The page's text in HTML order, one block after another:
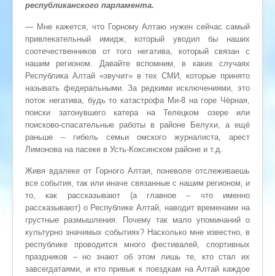
республиканского парламента.
— Мне кажется, что Горному Алтаю нужен сейчас самый
привлекательный имидж, который уводил бы наших
соотечественников от того негатива, который связан с
нашим регионом. Давайте вспомним, в каких случаях
Республика Алтай «звучит» в тех СМИ, которые принято
называть федеральными. За редкими исключениями, это
поток негатива, будь то катастрофа Ми-8 на горе Чёрная,
поиски затонувшего катера на Телецком озере или
поисково-спасательные работы в районе Белухи, а ещё
раньше – гибель семьи омского журналиста, арест
Лимонова на пасеке в Усть-Коксинском районе и т.д.
Живя вдалеке от Горного Алтая, поневоле отслеживаешь
все события, так или иначе связанные с нашим регионом, и
то, как рассказывают (а главное – что именно
рассказывают) о Республике Алтай, наводит временами на
грустные размышления. Почему так мало упоминаний о
культурно значимых событиях? Насколько мне известно, в
республике проводится много фестивалей, спортивных
праздников – но знают об этом лишь те, кто стал их
завсегдатаями, и кто привык к поездкам на Алтай каждое